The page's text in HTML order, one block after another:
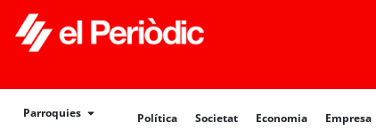
Parroquies Política Societat Economia Empresa
Política Societat